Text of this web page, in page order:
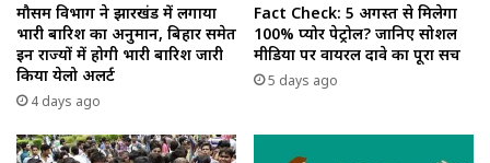
मौसम विभाग ने झारखंड में लगाया
भारी बारिश का अनुमान, बिहार समेत
इन राज्यों में होगी भारी बारिश जारी
किया येलो अलर्ट
4 days ago
Fact Check: 5 अगस्त से मिलेगा
100% प्योर पेट्रोल? जानिए सोशल
मीडिया पर वायरल दावे का पूरा सच
5 days ago